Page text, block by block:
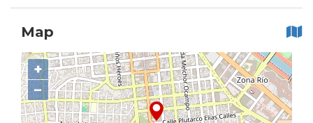
Map
+
−